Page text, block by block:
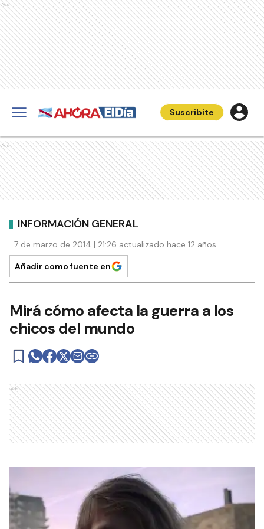
Ads
Suscribite
Ads
INFORMACIÓN GENERAL
7 de marzo de 2014 | 21:26 actualizado hace 12 años
Añadir como fuente en
Mirá cómo afecta la guerra a los
chicos del mundo
Ads